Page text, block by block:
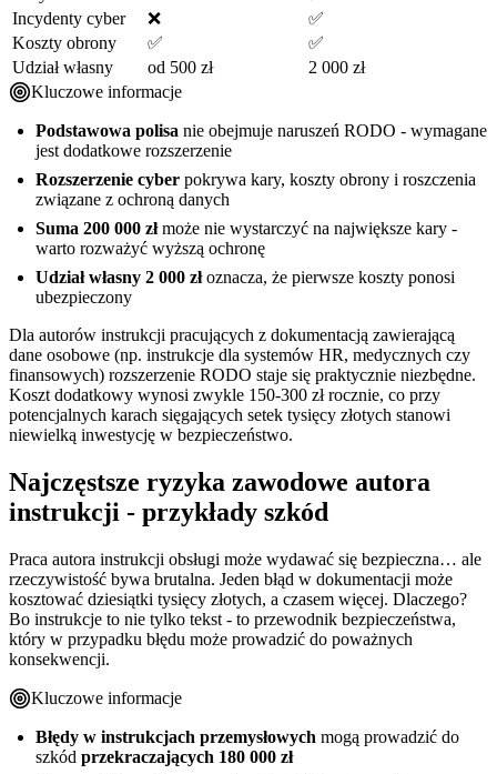
Incydenty cyber
❌
✅
Koszty obrony
✅
✅
Udział własny
od 500 zł
2 000 zł
Kluczowe informacje
Podstawowa polisa nie obejmuje naruszeń RODO - wymagane
jest dodatkowe rozszerzenie
Rozszerzenie cyber pokrywa kary, koszty obrony i roszczenia
związane z ochroną danych
Suma 200 000 złmoże nie wystarczyć na największe kary -
warto rozważyć wyższą ochronę
Udział własny 2 000 złoznacza, że pierwsze koszty ponosi
ubezpieczony
Dla autorów instrukcji pracujących z dokumentacją zawierającą
dane osobowe (np. instrukcje dla systemów HR, medycznych czy
finansowych) rozszerzenie RODO staje się praktycznie niezbędne.
Koszt dodatkowy wynosi zwykle 150-300 zł rocznie, co przy
potencjalnych karach sięgających setek tysięcy złotych stanowi
niewielką inwestycję w bezpieczeństwo.
Najczęstsze ryzyka zawodowe autora
instrukcji - przykłady szkód
Praca autora instrukcji obsługi może wydawać się bezpieczna… ale
rzeczywistość bywa brutalna. Jeden błąd w dokumentacji może
kosztować dziesiątki tysięcy złotych, a czasem więcej. Dlaczego?
Bo instrukcje to nie tylko tekst - to przewodnik bezpieczeństwa,
który w przypadku błędu może prowadzić do poważnych
konsekwencji.
Kluczowe informacje
Błędy w instrukcjach przemysłowych mogą prowadzić do
szkód przekraczających 180 000 zł